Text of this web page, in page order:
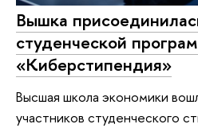
Вышка
студенческой
«Киберстипендия»
Высшая школа экономики
участников студенческого